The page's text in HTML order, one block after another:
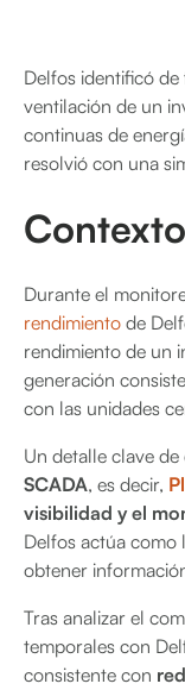
Delfos identificó
ventilación de un
continuas de
resolvió con una
Contexto
Durante el
rendimiento de
rendimiento de un
generación
con las unidades
Un detalle clave
SCADA, es decir,
visibilidad y el
Delfos actúa como
obtener
Tras analizar el
temporales con
consistente con